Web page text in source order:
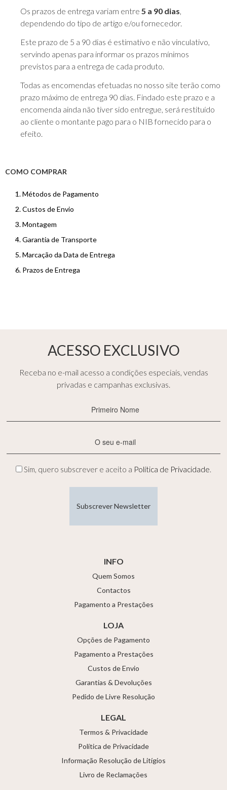
Os prazos de entrega variam entre 5 a 90 dias,
dependendo do tipo de artigo e/ou fornecedor.
Este prazo de 5 a 90 dias é estimativo e não vinculativo,
servindo apenas para informar os prazos mínimos
previstos para a entrega de cada produto.
Todas as encomendas efetuadas no nosso site terão como
prazo máximo de entrega 90 dias. Findado este prazo e a
encomenda ainda não tiver sido entregue, será restituído
ao cliente o montante pago para o NIB fornecido para o
efeito.
COMO COMPRAR
1. Métodos de Pagamento
2. Custos de Envio
3. Montagem
4. Garantia de Transporte
5. Marcação da Data de Entrega
6. Prazos de Entrega
ACESSO EXCLUSIVO
Receba no e-mail acesso a condições especiais, vendas
privadas e campanhas exclusivas.
Nome
mail
Privacidade
Sim, quero subscrever e aceito a Política de Privacidade
INFO
Quem Somos
Contactos
Pagamento a Prestações
LOJA
Opções de Pagamento
Pagamento a Prestações
Custos de Envio
Garantias & Devoluções
Pedido de Livre Resolução
LEGAL
Termos & Privacidade
Política de Privacidade
Informação Resolução de Litígios
Livro de Reclamações